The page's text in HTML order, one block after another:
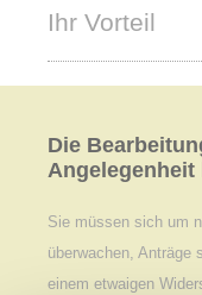
Ihr Vorteil
Die
Angelegenheit
Sie müssen sich um
überwachen, Anträge
einem etwaigen